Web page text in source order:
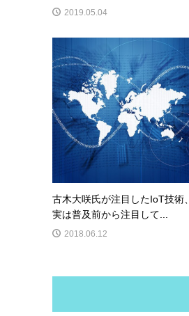
2019.05.04
古木大咲氏が注目したIoT技術、
実は普及前から注目して...
2018.06.12